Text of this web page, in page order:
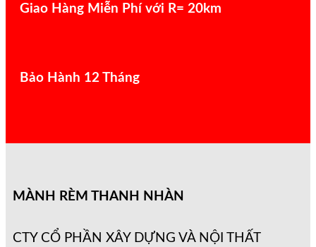
Giao Hàng Miễn Phí với R= 20km
Bảo Hành 12 Tháng
MÀNH RÈM THANH NHÀN
CTY CỔ PHẦN XÂY DỰNG VÀ NỘI THẤT